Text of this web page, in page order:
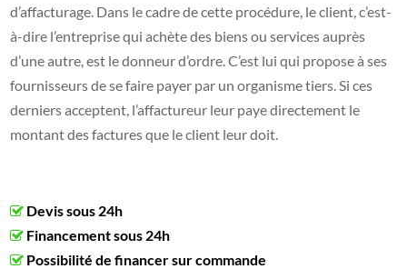
d’affacturage. Dans le cadre de cette procédure, le client, c’est-
à-dire l’entreprise qui achète des biens ou services auprès
d’une autre, est le donneur d’ordre. C’est lui qui propose à ses
fournisseurs de se faire payer par un organisme tiers. Si ces
derniers acceptent, l’affactureur leur paye directement le
montant des factures que le client leur doit.
Devis sous 24h
Financement sous 24h
Possibilité de financer sur commande